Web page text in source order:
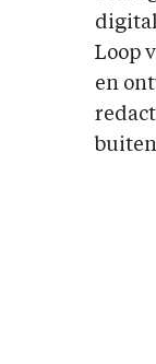
Loop
en